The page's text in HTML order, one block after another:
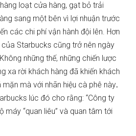
loạt cửa hàng, gạt bỏ trải
sang một bên vì lợi nhuận trước
các chi phí vận hành đội lên. Hơn
Starbucks cũng trở nên ngày
những thế, những chiến lược
xa rời khách hàng đã khiến khách
mà với nhãn hiệu cà phê này.
lúc đó cho rằng: “Công ty
máy “quan liêu” và quan tâm tới